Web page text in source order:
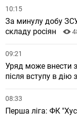
10:15
За минулу добу
складу росіян
09:21
Уряд може внести
після вступу в дію
08:33
Перша ліга: ФК